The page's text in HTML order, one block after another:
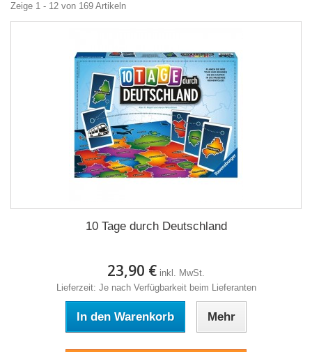
Zeige 1 - 12 von 169 Artikeln
10 Tage durch Deutschland
23,90 € inkl. MwSt.
Lieferzeit: Je nach Verfügbarkeit beim Lieferanten
In den Warenkorb Mehr